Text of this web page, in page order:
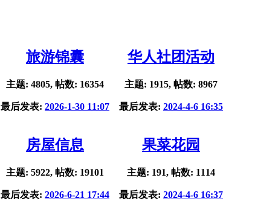
旅游锦囊
主题: 4805, 帖数: 16354
最后发表: 2026-1-30 11:07
华人社团活动
主题: 1915, 帖数: 8967
最后发表: 2024-4-6 16:35
房屋信息
主题: 5922, 帖数: 19101
最后发表: 2026-6-21 17:44
果菜花园
主题: 191, 帖数: 1114
最后发表: 2024-4-6 16:37